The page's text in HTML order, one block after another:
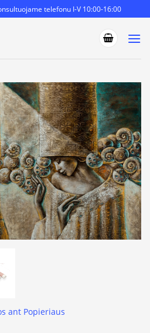
telefonu I-V 10:00-16:00
ant Popieriaus